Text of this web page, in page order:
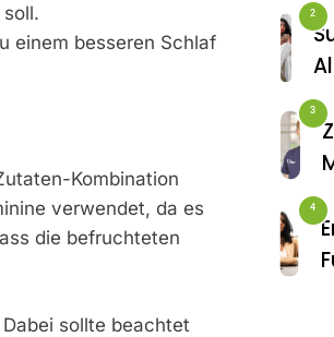
einem besseren Schlaf
Kombination
verwendet, da es
die befruchteten
sollte beachtet
2
–
3
4
FITNESS
Spa